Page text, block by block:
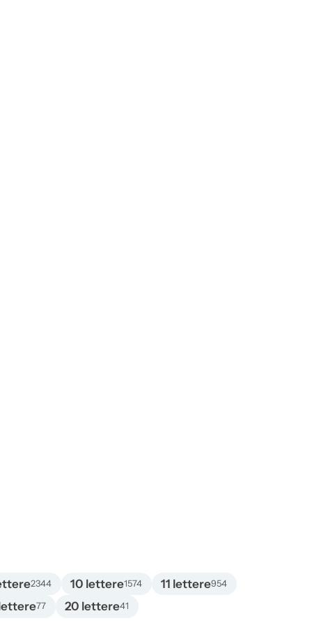
2344 10 lettere1574 11 lettere954
77 20 lettere41